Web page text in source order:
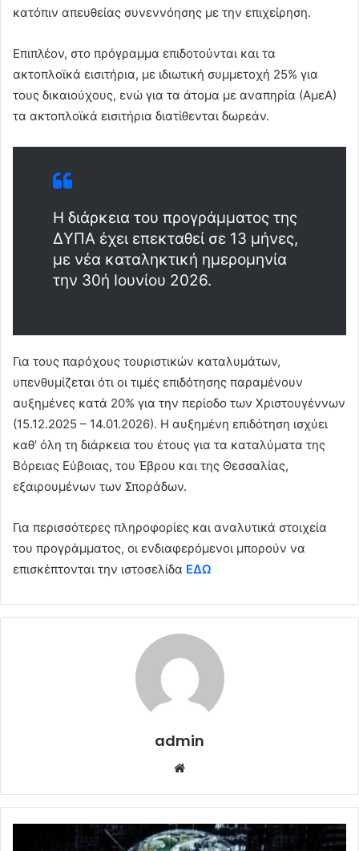
κατόπιν απευθείας συνεννόησης με την επιχείρηση.
Επιπλέον, στο πρόγραμμα επιδοτούνται και τα
ακτοπλοϊκά εισιτήρια, με ιδιωτική συμμετοχή 25% για
τους δικαιούχους, ενώ για τα άτομα με αναπηρία (ΑμεΑ)
τα ακτοπλοϊκά εισιτήρια διατίθενται δωρεάν.
Η διάρκεια του προγράμματος της
ΔΥΠΑ έχει επεκταθεί σε 13 μήνες,
με νέα καταληκτική ημερομηνία
την 30ή Ιουνίου 2026.
Για τους παρόχους τουριστικών καταλυμάτων,
υπενθυμίζεται ότι οι τιμές επιδότησης παραμένουν
αυξημένες κατά 20% για την περίοδο των Χριστουγέννων
(15.12.2025 – 14.01.2026). Η αυξημένη επιδότηση ισχύει
καθ’ όλη τη διάρκεια του έτους για τα καταλύματα της
Βόρειας Εύβοιας, του Έβρου και της Θεσσαλίας,
εξαιρουμένων των Σποράδων.
Για περισσότερες πληροφορίες και αναλυτικά στοιχεία
του προγράμματος, οι ενδιαφερόμενοι μπορούν να
επισκέπτονται την ιστοσελίδα ΕΔΩ
admin